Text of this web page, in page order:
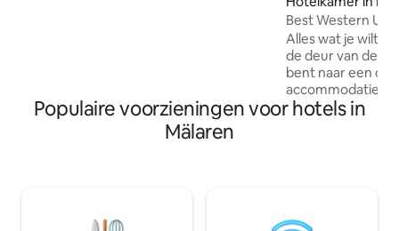
compacte woonkamer: nog steeds een
eigen keuken/douche. Op de
Best Western
Alles wat je wilt
de deur van deze
bent naar een
accommodatie in
gezellige kamers
ons enorm
Populaire voorzieningen voor hotels in
Mälaren